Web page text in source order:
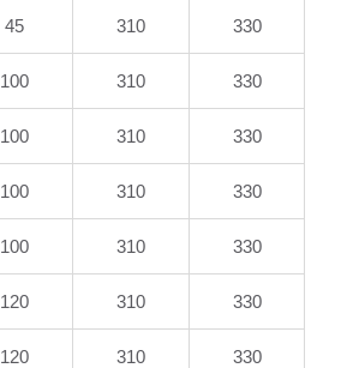
45 310 330
100 310 330
100 310 330
100 310 330
100 310 330
120 310 330
120 310 330